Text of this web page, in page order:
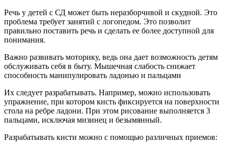
Речь у детей с СД может быть неразборчивой и скудной. Это
проблема требует занятий с логопедом. Это позволит
правильно поставить речь и сделать ее более доступной для
понимания.
Важно развивать моторику, ведь она дает возможность детям
обслуживать себя в быту. Мышечная слабость снижает
способность манипулировать ладонью и пальцами
Их следует разрабатывать. Например, можно использовать
упражнение, при котором кисть фиксируется на поверхности
стола на ребре ладони. При этом рисование выполняется 3
пальцами, исключая мизинец и безымянный.
Разрабатывать кисти можно с помощью различных приемов: